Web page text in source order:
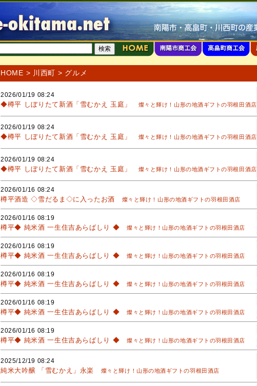
HOME > 川西町 > グルメ
2026/01/19 08:24
◆樽平 しぼりたて新酒「雪むかえ 玉庭」 燦々と輝け！山形の地酒ギフトの羽根田酒店
2026/01/19 08:24
◆樽平 しぼりたて新酒「雪むかえ 玉庭」 燦々と輝け！山形の地酒ギフトの羽根田酒店
2026/01/19 08:24
◆樽平 しぼりたて新酒「雪むかえ 玉庭」 燦々と輝け！山形の地酒ギフトの羽根田酒店
2026/01/16 08:24
樽平酒造 ◇雪だるま◇に入ったお酒 燦々と輝け！山形の地酒ギフトの羽根田酒店
2026/01/16 08:19
樽平◆ 純米酒 一生住吉あらばしり ◆ 燦々と輝け！山形の地酒ギフトの羽根田酒店
2026/01/16 08:19
樽平◆ 純米酒 一生住吉あらばしり ◆ 燦々と輝け！山形の地酒ギフトの羽根田酒店
2026/01/16 08:19
樽平◆ 純米酒 一生住吉あらばしり ◆ 燦々と輝け！山形の地酒ギフトの羽根田酒店
2026/01/16 08:19
樽平◆ 純米酒 一生住吉あらばしり ◆ 燦々と輝け！山形の地酒ギフトの羽根田酒店
2026/01/16 08:19
樽平◆ 純米酒 一生住吉あらばしり ◆ 燦々と輝け！山形の地酒ギフトの羽根田酒店
2025/12/19 08:24
純米大吟醸 「雪むかえ」永楽 燦々と輝け！山形の地酒ギフトの羽根田酒店